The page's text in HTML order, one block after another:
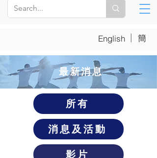
English | 簡
​最新消息
所有
消息及活動
影片